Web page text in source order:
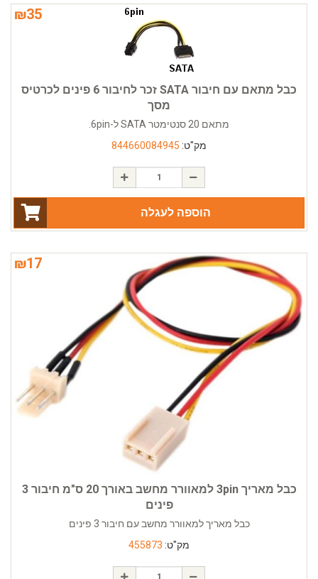
₪35
כבל מתאם עם חיבור SATA זכר לחיבור 6 פינים לכרטיס
מסך
מתאם 20 סנטימטר SATA ל-6pin.
מק"ט: 844660084945
הוספה לעגלה
₪17
כבל מאריך 3pin למאוורר מחשב באורך 20 ס"מ חיבור 3
פינים
כבל מאריך למאוורר מחשב עם חיבור 3 פינים
מק"ט: 455873